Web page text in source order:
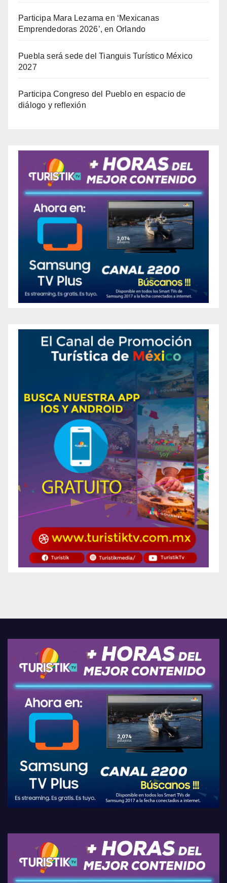
Participa Mara Lezama en ‘Mexicanas
Emprendedoras 2026’, en Orlando
Puebla será sede del Tianguis Turístico México
2027
Participa Congreso del Pueblo en espacio de
diálogo y reflexión